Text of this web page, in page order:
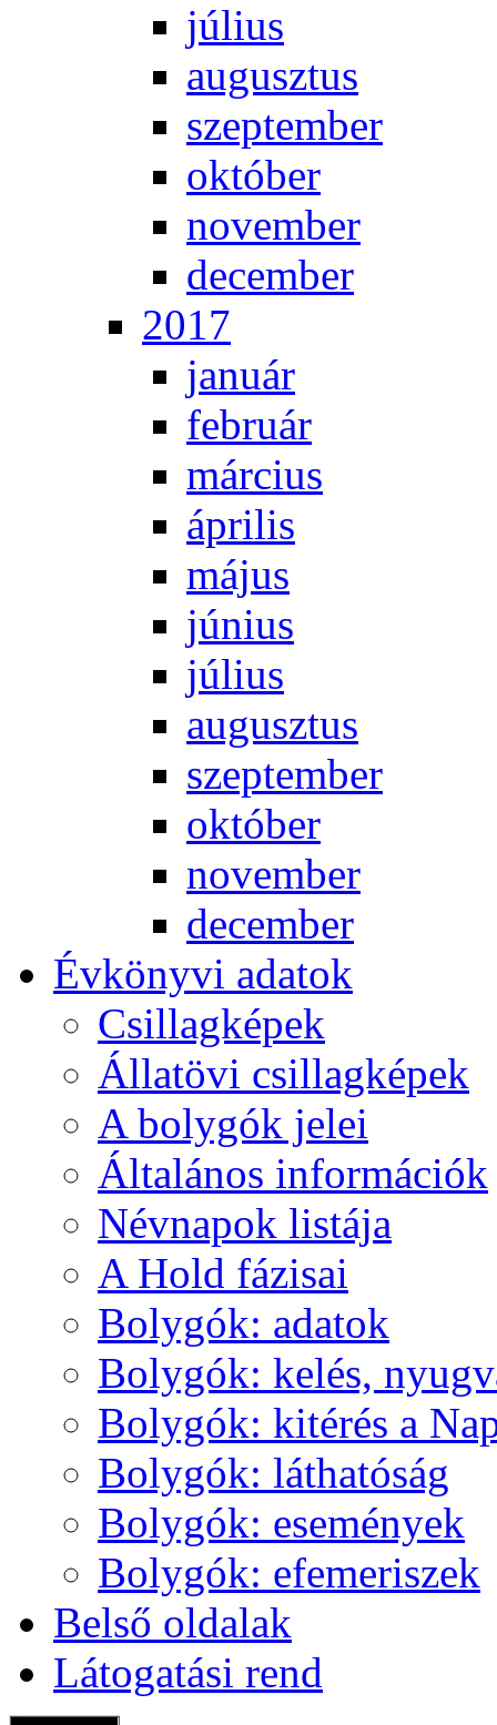
jú­li­us
au­gusz­tus
szep­tem­ber
ok­tó­ber
no­vem­ber
de­cem­ber
2017
ja­nu­ár
feb­ru­ár
már­ci­us
áp­ri­lis
má­jus
jú­ni­us
jú­li­us
au­gusz­tus
szep­tem­ber
ok­tó­ber
no­vem­ber
de­cem­ber
Év­köny­vi ada­tok
Csil­lag­ké­pek
Ál­lat­övi csil­lag­ké­pek
A boly­gók je­lei
Ál­ta­lá­nos in­for­má­ci­ók
Név­na­pok lis­tá­ja
A Hold fá­zi­sai
Boly­gók: ada­tok
Boly­gók: ke­lés,
Boly­gók: ki­té­rés a
Boly­gók: lát­ha­tó­ság
Boly­gók: ese­mé­nyek
Boly­gók: efe­me­ri­szek
Bel­ső ol­da­lak
Lá­to­ga­tá­si rend